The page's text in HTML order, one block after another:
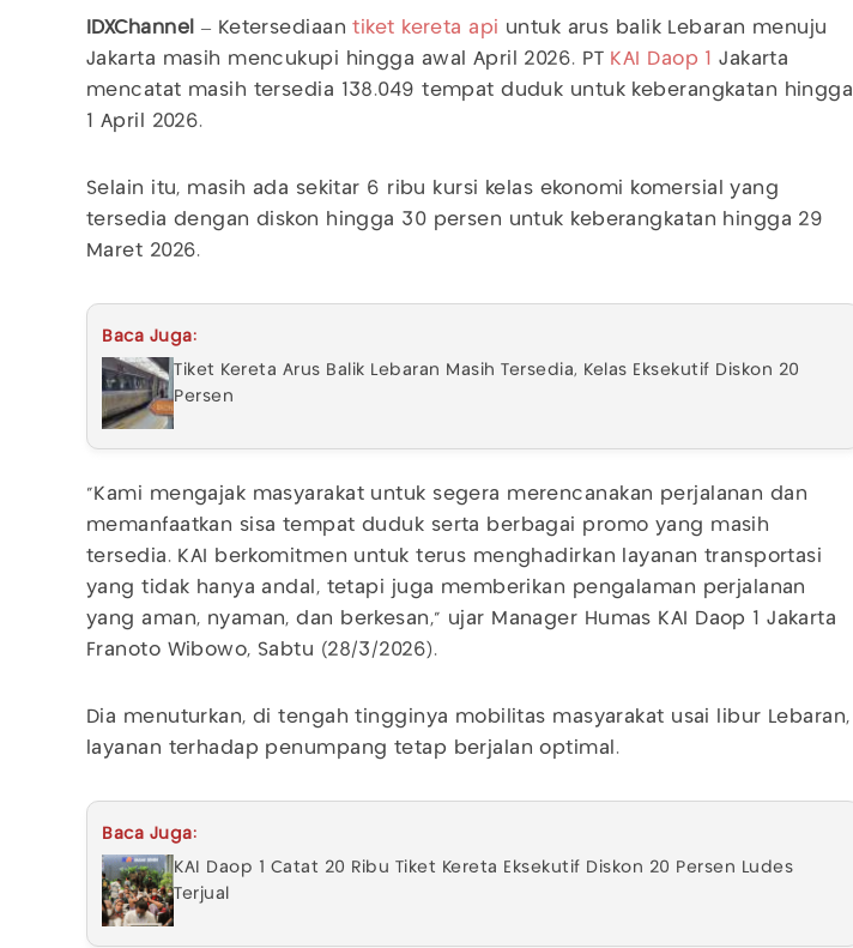
IDXChannel – Ketersediaantiket kereta api untuk arus balik Lebaran menuju
Jakarta masih mencukupi hingga awal April 2026. PT KAI Daop 1 Jakarta
mencatat masih tersedia 138.049 tempat duduk untuk keberangkatan hingga
1 April 2026.
Selain itu, masih ada sekitar 6 ribu kursi kelas ekonomi komersial yang
tersedia dengan diskon hingga 30 persen untuk keberangkatan hingga 29
Maret 2026.
Baca Juga:
Tiket Kereta Arus Balik Lebaran Masih Tersedia, Kelas Eksekutif Diskon 20
Persen
“Kami mengajak masyarakat untuk segera merencanakan perjalanan dan
memanfaatkan sisa tempat duduk serta berbagai promo yang masih
tersedia. KAI berkomitmen untuk terus menghadirkan layanan transportasi
yang tidak hanya andal, tetapi juga memberikan pengalaman perjalanan
yang aman, nyaman, dan berkesan,” ujar Manager Humas KAI Daop 1 Jakarta
Franoto Wibowo, Sabtu (28/3/2026).
Dia menuturkan, di tengah tingginya mobilitas masyarakat usai libur Lebaran,
layanan terhadap penumpang tetap berjalan optimal.
Baca Juga:
KAI Daop 1 Catat 20 Ribu Tiket Kereta Eksekutif Diskon 20 Persen Ludes
Terjual